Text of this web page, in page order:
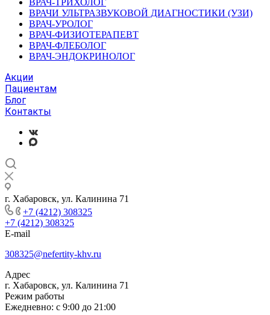
ВРАЧ-ТРИХОЛОГ
ВРАЧИ УЛЬТРАЗВУКОВОЙ ДИАГНОСТИКИ (УЗИ)
ВРАЧ-УРОЛОГ
ВРАЧ-ФИЗИОТЕРАПЕВТ
ВРАЧ-ФЛЕБОЛОГ
ВРАЧ-ЭНДОКРИНОЛОГ
Акции
Пациентам
Блог
Контакты
г. Хабаровск, ул. Калинина 71
+7 (4212) 308325
+7 (4212) 308325
E-mail
308325@nefertity-khv.ru
Адрес
г. Хабаровск, ул. Калинина 71
Режим работы
Ежедневно: с 9:00 до 21:00